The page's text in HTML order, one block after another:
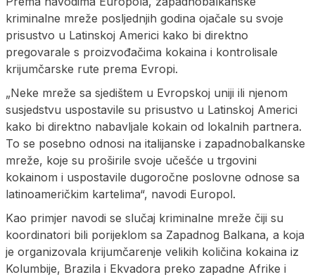
kriminalne mreže posljednjih godina ojačale su svoje
prisustvo u Latinskoj Americi kako bi direktno
pregovarale s proizvođačima kokaina i kontrolisale
krijumčarske rute prema Evropi.
„Neke mreže sa sjedištem u Evropskoj uniji ili njenom
susjedstvu uspostavile su prisustvo u Latinskoj Americi
kako bi direktno nabavljale kokain od lokalnih partnera.
To se posebno odnosi na italijanske i zapadnobalkanske
mreže, koje su proširile svoje učešće u trgovini
kokainom i uspostavile dugoročne poslovne odnose sa
latinoameričkim kartelima“, navodi Europol.
Kao primjer navodi se slučaj kriminalne mreže čiji su
koordinatori bili porijeklom sa Zapadnog Balkana, a koja
je organizovala krijumčarenje velikih količina kokaina iz
Kolumbije, Brazila i Ekvadora preko zapadne Afrike i